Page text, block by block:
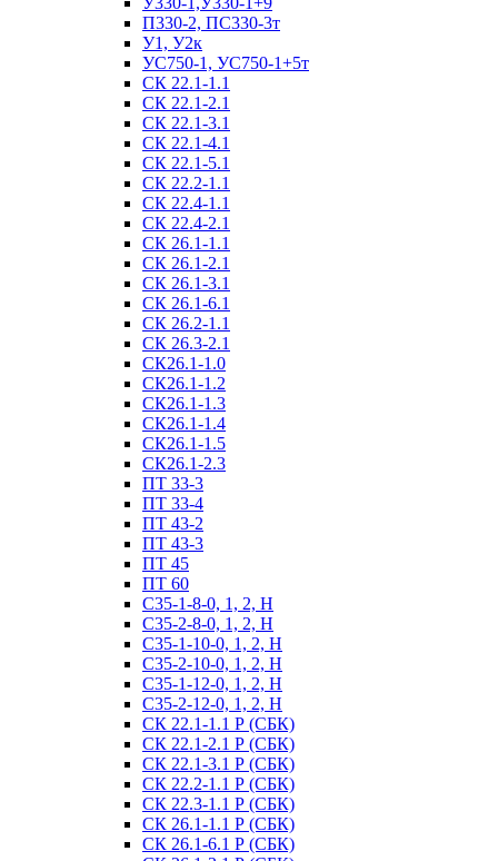
П330-2, ПС330-3т
У1, У2к
УС750-1, УС750-1+5т
СК 22.1-1.1
СК 22.1-2.1
СК 22.1-3.1
СК 22.1-4.1
СК 22.1-5.1
СК 22.2-1.1
СК 22.4-1.1
СК 22.4-2.1
СК 26.1-1.1
СК 26.1-2.1
СК 26.1-3.1
СК 26.1-6.1
СК 26.2-1.1
СК 26.3-2.1
СК26.1-1.0
СК26.1-1.2
СК26.1-1.3
СК26.1-1.4
СК26.1-1.5
СК26.1-2.3
ПТ 33-3
ПТ 33-4
ПТ 43-2
ПТ 43-3
ПТ 45
ПТ 60
С35-1-8-0, 1, 2, Н
С35-2-8-0, 1, 2, Н
С35-1-10-0, 1, 2, Н
С35-2-10-0, 1, 2, Н
С35-1-12-0, 1, 2, Н
С35-2-12-0, 1, 2, Н
СК 22.1-1.1 Р (СБК)
СК 22.1-2.1 Р (СБК)
СК 22.1-3.1 Р (СБК)
СК 22.2-1.1 Р (СБК)
СК 22.3-1.1 Р (СБК)
СК 26.1-1.1 Р (СБК)
СК 26.1-6.1 Р (СБК)